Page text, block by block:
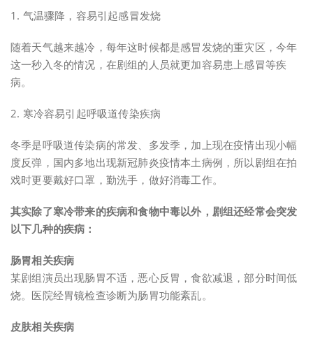
1. 气温骤降，容易引起感冒发烧
随着天气越来越冷，每年这时候都是感冒发烧的重灾区，今年
这一秒入冬的情况，在剧组的人员就更加容易患上感冒等疾
病。
2. 寒冷容易引起呼吸道传染疾病
冬季是呼吸道传染病的常发、多发季，加上现在疫情出现小幅
度反弹，国内多地出现新冠肺炎疫情本土病例，所以剧组在拍
戏时更要戴好口罩，勤洗手，做好消毒工作。
其实除了寒冷带来的疾病和食物中毒以外，剧组还经常会突发
以下几种的疾病：
肠胃相关疾病
某剧组演员出现肠胃不适，恶心反胃，食欲减退，部分时间低
烧。医院经胃镜检查诊断为肠胃功能紊乱。
皮肤相关疾病